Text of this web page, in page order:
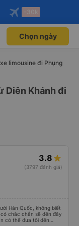
Mở app
Mở app
-30k
Chọn ngày
xe limousine đi Phụng
Diên Khánh đi
3.8
(3797 đánh giá)
Hàn Quốc, không biết
chắc chắn sẽ đến đây
có thể đưa tôi đến